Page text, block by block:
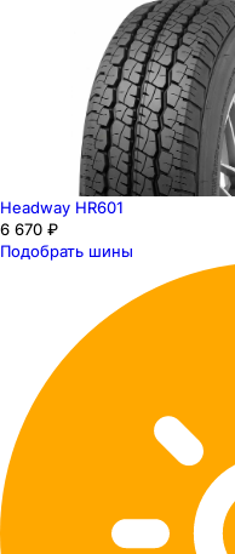
Headway HR601
6 670 ₽
Подобрать шины